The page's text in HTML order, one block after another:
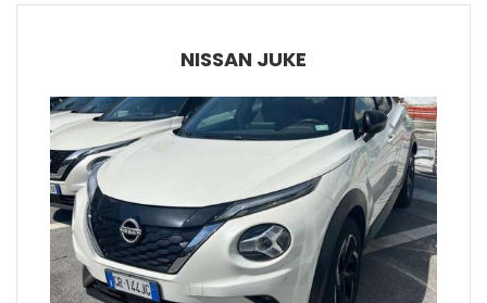
NISSAN JUKE